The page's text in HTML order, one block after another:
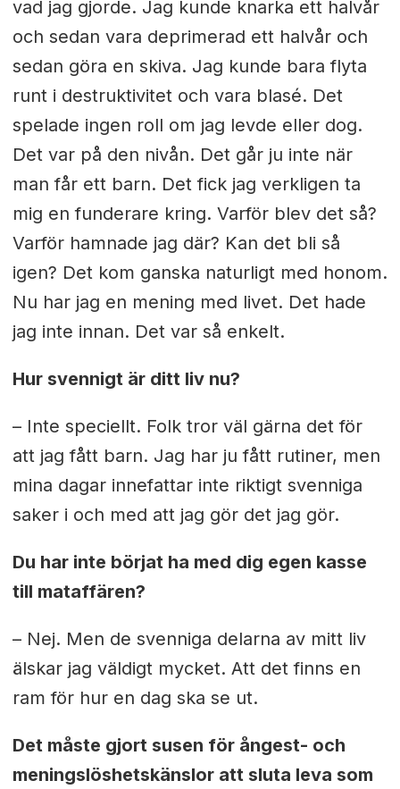
vad jag gjorde. Jag kunde knarka ett halvår
och sedan vara deprimerad ett halvår och
sedan göra en skiva. Jag kunde bara flyta
runt i destruktivitet och vara blasé. Det
spelade ingen roll om jag levde eller dog.
Det var på den nivån. Det går ju inte när
man får ett barn. Det fick jag verkligen ta
mig en funderare kring. Varför blev det så?
Varför hamnade jag där? Kan det bli så
igen? Det kom ganska naturligt med honom.
Nu har jag en mening med livet. Det hade
jag inte innan. Det var så enkelt.
Hur svennigt är ditt liv nu?
– Inte speciellt. Folk tror väl gärna det för
att jag fått barn. Jag har ju fått rutiner, men
mina dagar innefattar inte riktigt svenniga
saker i och med att jag gör det jag gör.
Du har inte börjat ha med dig egen kasse
till mataffären?
– Nej. Men de svenniga delarna av mitt liv
älskar jag väldigt mycket. Att det finns en
ram för hur en dag ska se ut.
Det måste gjort susen för ångest- och
meningslöshetskänslor att sluta leva som